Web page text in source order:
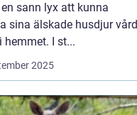
sann lyx att kunna
sina älskade husdjur vård
hemmet. I st...
2025